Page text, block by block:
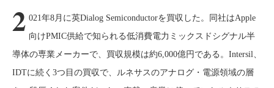
2 021年8月に英Dialog Semiconductorを買収した。同社はApple
向けPMIC供給で知られる低消費電力ミックスドシグナル半
導体の専業メーカーで、買収規模は約6,000億円である。Intersil、
IDTに続く3つ目の買収で、ルネサスのアナログ・電源領域の層